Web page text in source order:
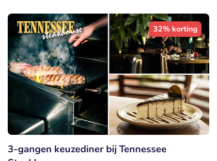
32% korting
3-gangen keuzediner bij Tennessee